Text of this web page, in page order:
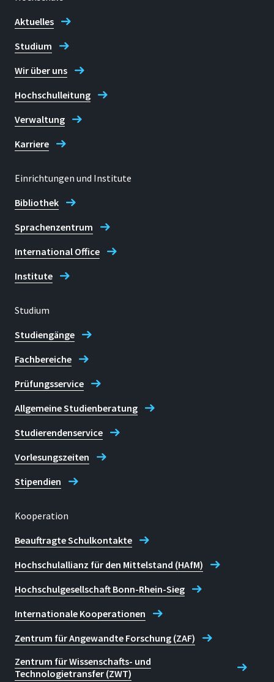
+49 2241 865 641
Daniela Greulich
Aktuelles
Studium
Wir über uns
Hochschulleitung
Verwaltung
Karriere
Einrichtungen und Institute
Bibliothek
Sprachenzentrum
International Office
Institute
Studium
Studiengänge
Fachbereiche
Prüfungsservice
Allgemeine Studienberatung
Studierendenservice
Vorlesungszeiten
Stipendien
Kooperation
Beauftragte Schulkontakte
Hochschulallianz für den Mittelstand (HAfM)
Hochschulgesellschaft Bonn-Rhein-Sieg
Internationale Kooperationen
Zentrum für Angewandte Forschung (ZAF)
Zentrum für Wissenschafts- und
Technologietransfer (ZWT)